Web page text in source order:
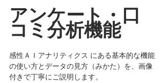
アンケート・口
コミ分析機能
感性ＡＩアナリティクス にある基本的な機能
の使い方とデータの見方（みかた）を、画像
付きで丁寧にご説明します。